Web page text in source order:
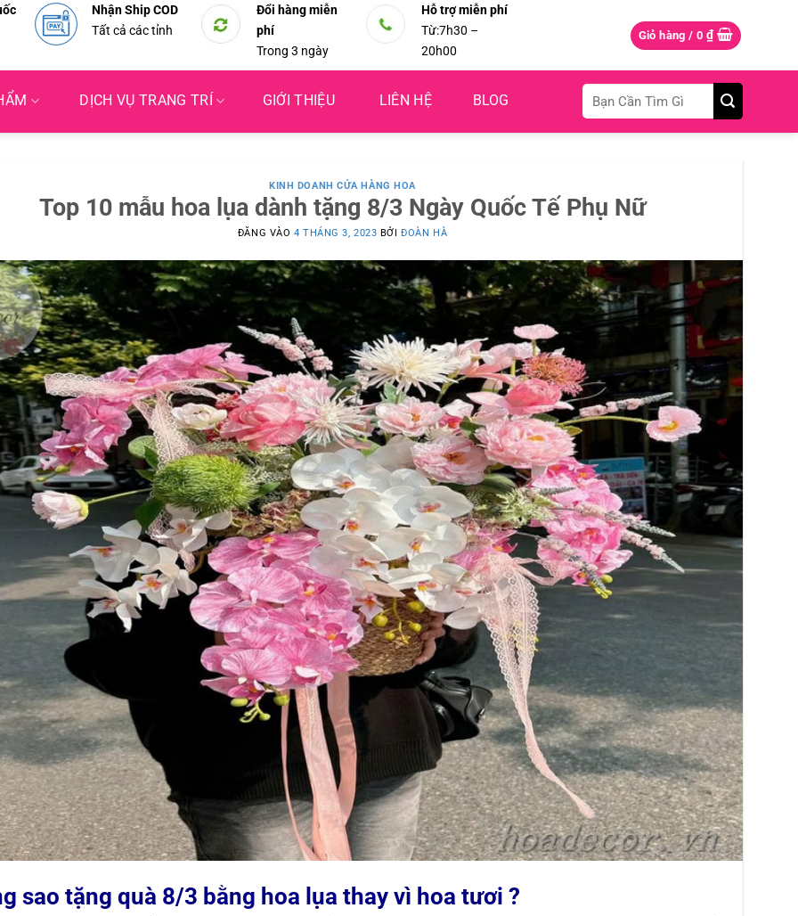
Nhận Ship COD
Tất cả các tỉnh
Đổi hàng miễn
phí
Trong 3 ngày
Hỗ trợ miễn phí
Từ:7h30 –
20h00
Giỏ hàng / 0 ₫
DỊCH VỤ TRANG TRÍ GIỚI THIỆU LIÊN HỆ BLOG
Tìm
kiếm:
KINH DOANH CỬA HÀNG HOA
Top 10 mẫu hoa lụa dành tặng 8/3 Ngày Quốc Tế Phụ Nữ
ĐĂNG VÀO 4 THÁNG 3, 2023 BỞIĐOÀN HÀ
sao tặng quà 8/3 bằng hoa lụa thay vì hoa tươi ?